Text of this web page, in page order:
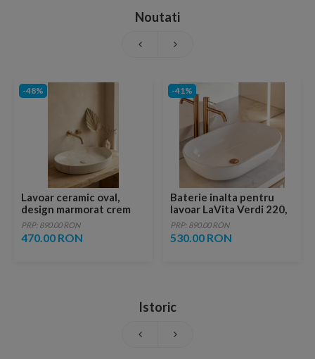
Noutati
-48%
Lavoar ceramic oval,
design marmorat crem
lucios cu vene aurii,
ventil inclus
PRP: 890.00 RON
470.00 RON
-41%
Baterie inalta pentru
lavoar LaVita Verdi 220,
fara ventil, brushed
copper
PRP: 890.00 RON
530.00 RON
Istoric